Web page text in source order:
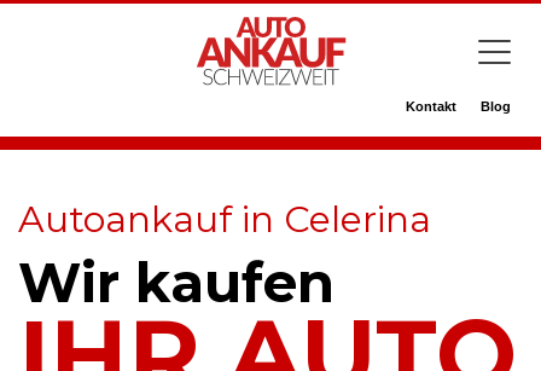
Kontakt Blog
Autoankauf in Celerina
Wir kaufen